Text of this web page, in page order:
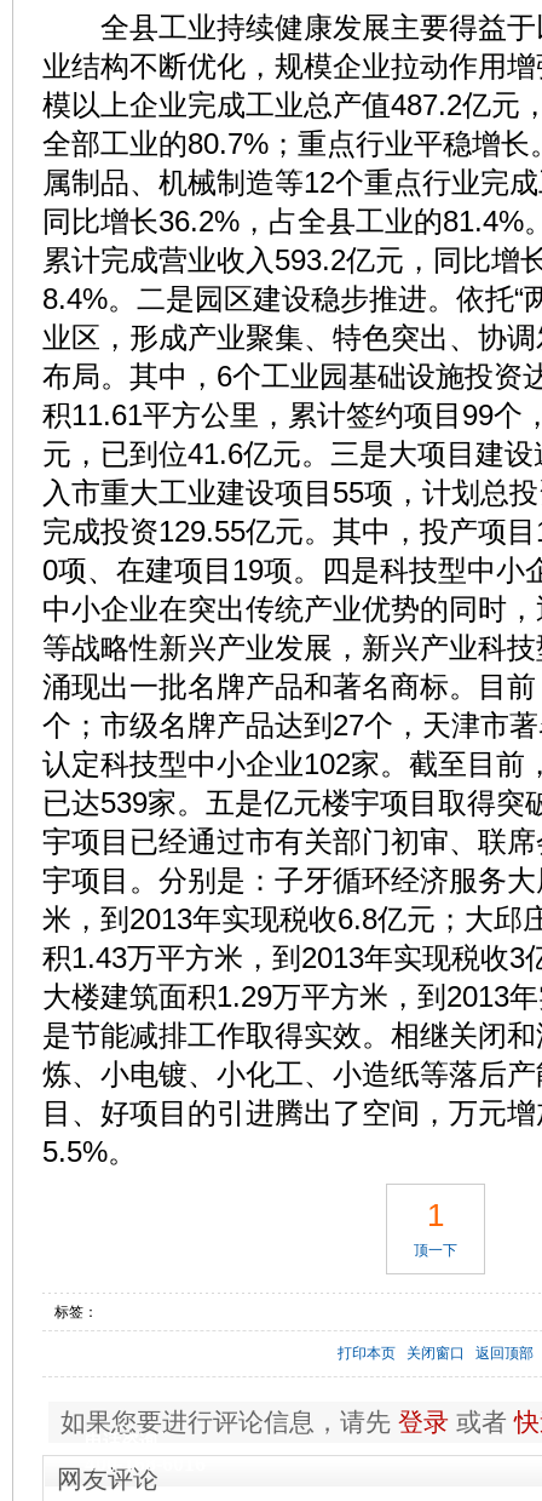
全县工业持续健康发展主要得益于
业结构不断优化，规模企业拉动作用
模以上企业完成工业总产值487.2亿元
全部工业的80.7%；重点行业平稳增
属制品、机械制造等12个重点行业完
同比增长36.2%，占全县工业的81.4%
累计完成营业收入593.2亿元，同比增
8.4%。二是园区建设稳步推进。依托“
业区，形成产业聚集、特色突出、协调
布局。其中，6个工业园基础设施投资
积11.61平方公里，累计签约项目99个
元，已到位41.6亿元。三是大项目建
入市重大工业建设项目55项，计划总
完成投资129.55亿元。其中，投产项
0项、在建项目19项。四是科技型中小
中小企业在突出传统产业优势的同时
等战略性新兴产业发展，新兴产业科
涌现出一批名牌产品和著名商标。目
个；市级名牌产品达到27个，天津市
认定科技型中小企业102家。截至目前
已达539家。五是亿元楼宇项目取得突
宇项目已经通过市有关部门初审、联
宇项目。分别是：子牙循环经济服务
米，到2013年实现税收6.8亿元；大邱
积1.43万平方米，到2013年实现税收3
大楼建筑面积1.29万平方米，到2013
是节能减排工作取得实效。相继关闭和
炼、小电镀、小化工、小造纸等落后
目、好项目的引进腾出了空间，万元
5.5%。
1
顶一下
标签：
打印本页 关闭窗口 返回顶部
如果您要进行评论信息，请先 登录 或者
网友评论
400-168-6016